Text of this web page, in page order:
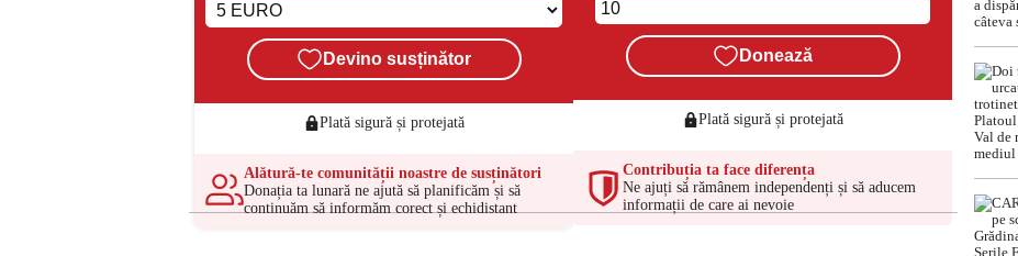
Devino susținător
Plată sigură și protejată
Alătură-te comunității noastre de susținători
Donația ta lunară ne ajută să planificăm și să
continuăm să informăm corect și echidistant
Donează
Plată sigură și protejată
Contribuția ta face diferența
Ne ajuți să rămânem independenți și să aducem
informații de care ai nevoie